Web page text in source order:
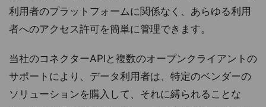
利用者のプラットフォームに関係なく、あらゆる利用
者へのアクセス許可を簡単に管理できます。
当社のコネクターAPIと複数のオープンクライアントの
サポートにより、データ利用者は、特定のベンダーの
ソリューションを購入して、それに縛られることな